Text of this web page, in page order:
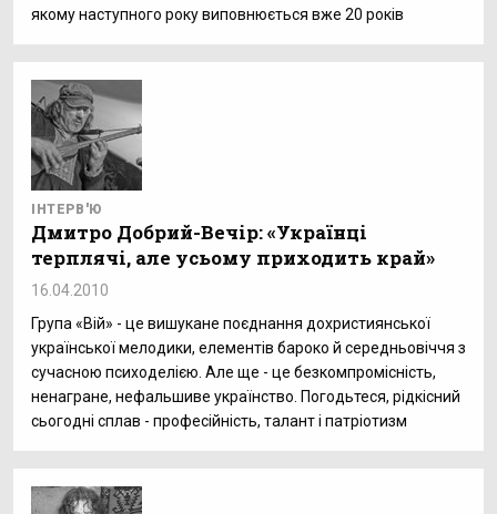
якому наступного року виповнюється вже 20 років
ІНТЕРВ'Ю
Дмитро Добрий-Вечір: «Українці
терплячі, але усьому приходить край»
16.04.2010
Група «Вій» - це вишукане поєднання дохристиянської
української мелодики, елементів бароко й середньовіччя з
сучасною психоделією. Але ще - це безкомпромісність,
ненагране, нефальшиве українство. Погодьтеся, рідкісний
сьогодні сплав - професійність, талант і патріотизм